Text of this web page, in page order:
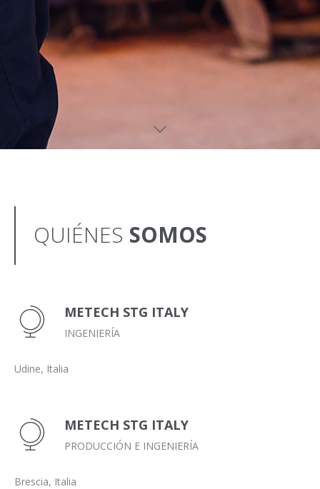
QUIÉNES SOMOS
METECH STG ITALY
INGENIERÍA
Udine, Italia
METECH STG ITALY
PRODUCCIÓN E INGENIERÍA
Brescia, Italia